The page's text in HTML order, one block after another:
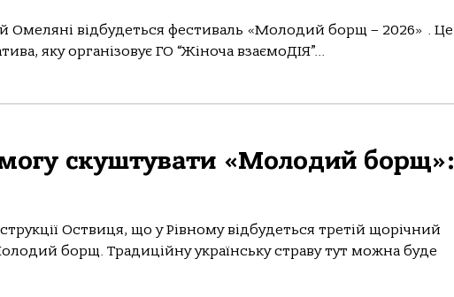
Омеляні відбудеться фестиваль «Молодий борщ – 2026» . Це
яку організовує ГО “Жіноча взаємоДІЯ”...
скуштувати «Молодий борщ»:
Оствиця, що у Рівному відбудеться третій щорічний
борщ. Традиційну українську страву тут можна буде